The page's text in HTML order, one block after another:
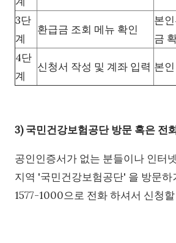
3단
계
환급금 조회 메뉴 확인
본
금
4단
계
신청서 작성 및 계좌 입력 본
3) 국민건강보험공단 방문 혹은 전
공인인증서가 없는 분들이나 인터
지역 '국민건강보험공단' 을 방문하
1577-1000으로 전화 하셔서 신청